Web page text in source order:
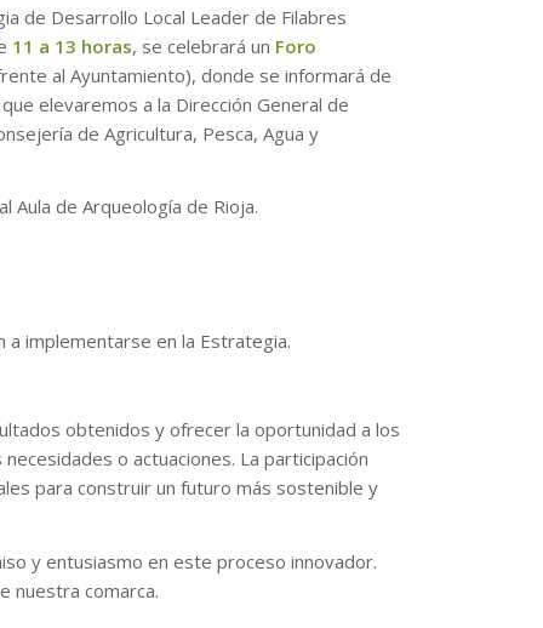
de Desarrollo Local Leader de Filabres
11 a 13 horas, se celebrará un Foro
al Ayuntamiento), donde se informará de
elevaremos a la Dirección General de
de Agricultura, Pesca, Agua y
Aula de Arqueología de Rioja.
a implementarse en la Estrategia.
obtenidos y ofrecer la oportunidad a los
o actuaciones. La participación
para construir un futuro más sostenible y
y entusiasmo en este proceso innovador.
nuestra comarca.